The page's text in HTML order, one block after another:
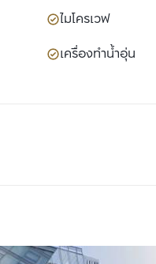
ไมโครเวฟ
เครื่องทำน้ำอุ่น